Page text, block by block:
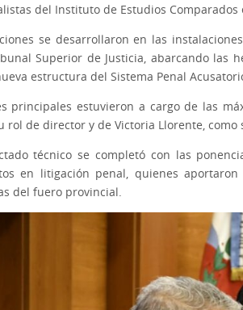
del Instituto de Estudios Comparados
se desarrollaron en las
Superior de Justicia, abarcando las
estructura del Sistema Penal
principales estuvieron a cargo de las
rol de director y de Victoria Llorente,
técnico se completó con las
en litigación penal, quienes
del fuero provincial.